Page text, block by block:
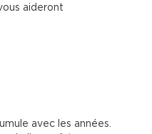
aideront
avec les années.